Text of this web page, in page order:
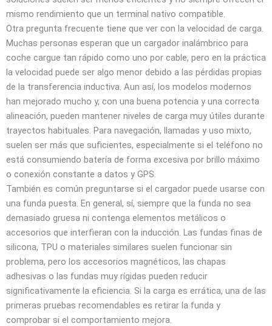
mismo rendimiento que un terminal nativo compatible.
Otra pregunta frecuente tiene que ver con la velocidad de carga.
Muchas personas esperan que un cargador inalámbrico para
coche cargue tan rápido como uno por cable, pero en la práctica
la velocidad puede ser algo menor debido a las pérdidas propias
de la transferencia inductiva. Aun así, los modelos modernos
han mejorado mucho y, con una buena potencia y una correcta
alineación, pueden mantener niveles de carga muy útiles durante
trayectos habituales. Para navegación, llamadas y uso mixto,
suelen ser más que suficientes, especialmente si el teléfono no
está consumiendo batería de forma excesiva por brillo máximo
o conexión constante a datos y GPS.
También es común preguntarse si el cargador puede usarse con
una funda puesta. En general, sí, siempre que la funda no sea
demasiado gruesa ni contenga elementos metálicos o
accesorios que interfieran con la inducción. Las fundas finas de
silicona, TPU o materiales similares suelen funcionar sin
problema, pero los accesorios magnéticos, las chapas
adhesivas o las fundas muy rígidas pueden reducir
significativamente la eficiencia. Si la carga es errática, una de las
primeras pruebas recomendables es retirar la funda y
comprobar si el comportamiento mejora.